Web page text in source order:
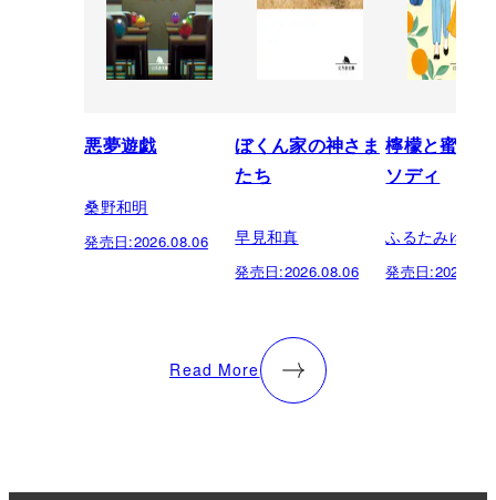
悪夢遊戯
桑野和明
発売日:2026.08.06
ぼくん家の神さま
たち
早見和真
発売日:2026.08.06
檸檬と蜜柑
ソディ
ふるたみゆき
発売日:
Read More